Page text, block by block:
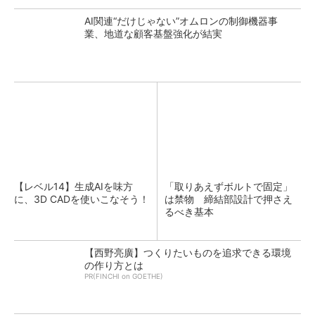
AI関連“だけじゃない”オムロンの制御機器事
業、地道な顧客基盤強化が結実
【レベル14】生成AIを味方
に、3D CADを使いこなそう！
「取りあえずボルトで固定」
は禁物 締結部設計で押さえ
るべき基本
【西野亮廣】つくりたいものを追求できる環境
の作り方とは
PR(FINCHI on GOETHE)